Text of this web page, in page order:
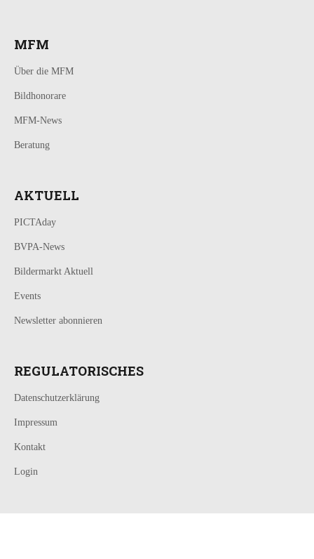
MFM
Über die MFM
Bildhonorare
MFM-News
Beratung
AKTUELL
PICTAday
BVPA-News
Bildermarkt Aktuell
Events
Newsletter abonnieren
REGULATORISCHES
Datenschutzerklärung
Impressum
Kontakt
Login